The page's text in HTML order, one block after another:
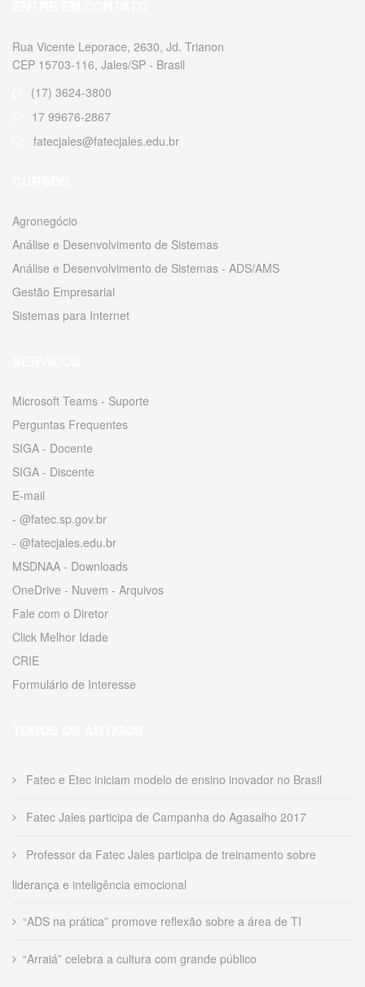
Rua Vicente Leporace, 2630, Jd. Trianon
CEP 15703-116, Jales/SP - Brasil
(17) 3624-3800
17 99676-2867
fatecjales@fatecjales.edu.br
Agronegócio
Análise e Desenvolvimento de Sistemas
Análise e Desenvolvimento de Sistemas - ADS/AMS
Gestão Empresarial
Sistemas para Internet
Microsoft Teams - Suporte
Perguntas Frequentes
SIGA - Docente
SIGA - Discente
E-mail
- @fatec.sp.gov.br
- @fatecjales.edu.br
MSDNAA - Downloads
OneDrive - Nuvem - Arquivos
Fale com o Diretor
Click Melhor Idade
CRIE
Formulário de Interesse
Fatec e Etec iniciam modelo de ensino inovador no Brasil
Fatec Jales participa de Campanha do Agasalho 2017
Professor da Fatec Jales participa de treinamento sobre
liderança e inteligência emocional
“ADS na prática” promove reflexão sobre a área de TI
“Arraiá” celebra a cultura com grande público